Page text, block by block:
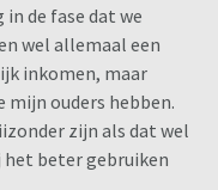
de fase dat we
wel allemaal een
inkomen, maar
ouders hebben.
zijn als dat wel
het beter gebruiken